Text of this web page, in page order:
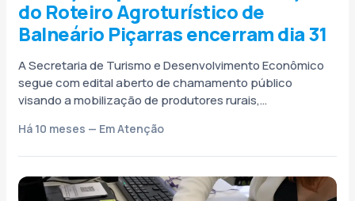
do Roteiro Agroturístico de
Balneário Piçarras encerram dia 31
A Secretaria de Turismo e Desenvolvimento Econômico
segue com edital aberto de chamamento público
visando a mobilização de produtores rurais,
interessados em participar do...
Há 10 meses — Em Atenção